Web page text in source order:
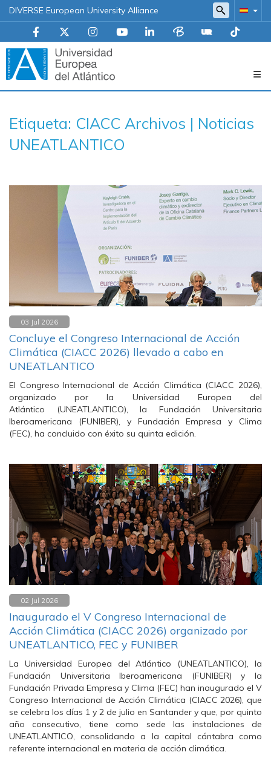
DIVERSE European University Alliance
principal
Etiqueta: CIACC Archivos | Noticias
UNEATLANTICO
03 Jul 2026
Concluye el Congreso Internacional de Acción
Climática (CIACC 2026) llevado a cabo en
UNEATLANTICO
El Congreso Internacional de Acción Climática (CIACC 2026),
organizado por la Universidad Europea del
Atlántico (UNEATLANTICO), la Fundación Universitaria
Iberoamericana (FUNIBER), y Fundación Empresa y Clima
(FEC), ha concluido con éxito su quinta edición.
02 Jul 2026
Inaugurado el V Congreso Internacional de
Acción Climática (CIACC 2026) organizado por
UNEATLANTICO, FEC y FUNIBER
La Universidad Europea del Atlántico (UNEATLANTICO), la
Fundación Universitaria Iberoamericana (FUNIBER) y la
Fundación Privada Empresa y Clima (FEC) han inaugurado el V
Congreso Internacional de Acción Climática (CIACC 2026), que
se celebra los días 1 y 2 de julio en Santander y que, por quinto
año consecutivo, tiene como sede las instalaciones de
UNEATLANTICO, consolidando a la capital cántabra como
referente internacional en materia de acción climática.